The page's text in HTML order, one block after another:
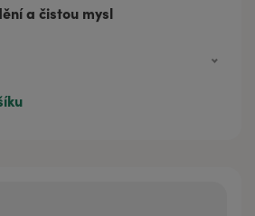
a čistou mysl